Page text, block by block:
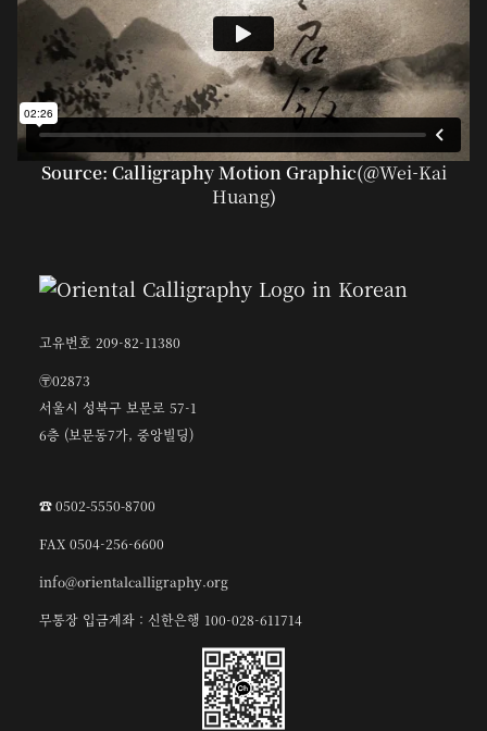
Source: Calligraphy Motion Graphic(@Wei-Kai
Huang)
고유번호 209-82-11380
〶02873
서울시 성북구 보문로 57-1
6층 (보문동7가, 중앙빌딩)
☎︎ 0502-5550-8700
FAX 0504-256-6600
info@orientalcalligraphy.org
무통장 입금계좌 : 신한은행 100-028-611714